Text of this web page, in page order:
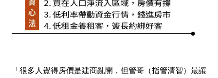
「很多人覺得房價是建商亂開，但管哥（指管清智）最讓